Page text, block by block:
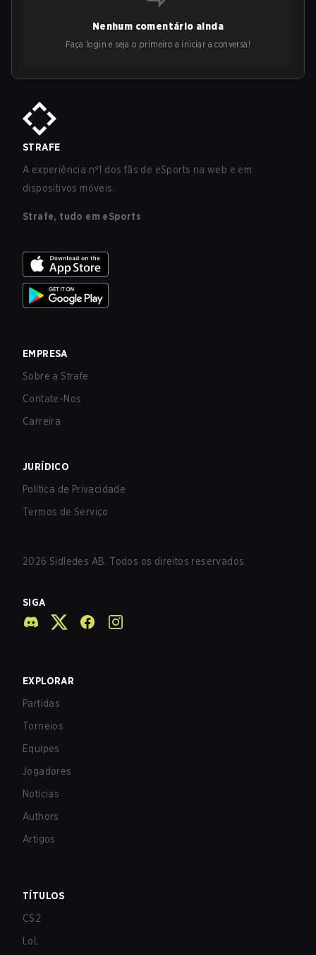
Nenhum comentário ainda
Faça login e seja o primeiro a iniciar a conversa!
STRAFE
A experiência nº1 dos fãs de eSports na web e em
dispositivos móveis.
Strafe, tudo em eSports
EMPRESA
Sobre a Strafe
Contate-Nos
Carreira
JURÍDICO
Política de Privacidade
Termos de Serviço
2026 Sidledes AB. Todos os direitos reservados.
SIGA
EXPLORAR
Partidas
Torneios
Equipes
Jogadores
Notícias
Authors
Artigos
TÍTULOS
CS2
LoL